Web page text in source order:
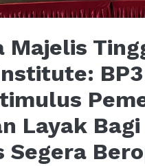
Majelis
BP3
Layak Bagi
Segera